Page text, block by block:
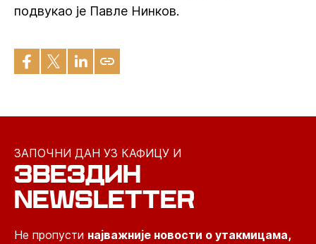
подвукао је Павле Нинков.
ЗАПОЧНИ ДАН УЗ КАФИЦУ И
ЗВЕЗДИН
NEWSLETTER
Не пропусти најважније новости о утакмицама,